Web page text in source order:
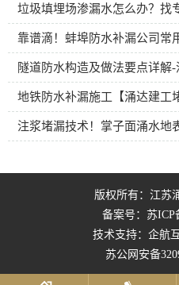
版权所有：江苏
备案号： 苏ICP
技术支持：企航
苏公网安备